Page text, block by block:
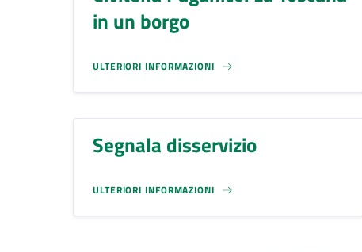
in un borgo
ULTERIORI INFORMAZIONI
Segnala disservizio
ULTERIORI INFORMAZIONI